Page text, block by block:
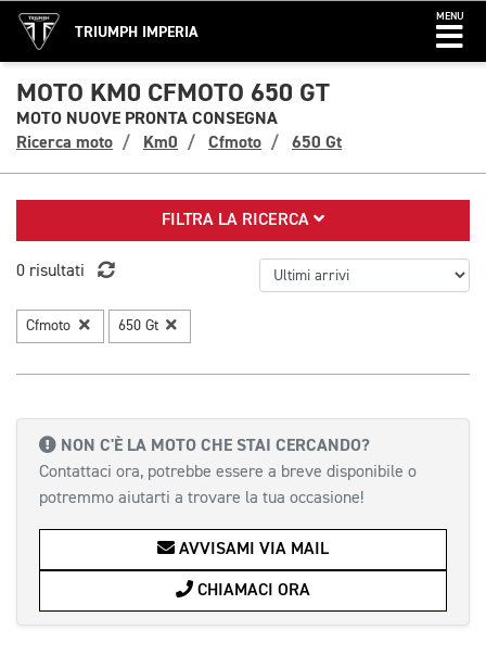
TRIUMPH IMPERIA
MENU
MOTO KM0 CFMOTO 650 GT
MOTO NUOVE PRONTA CONSEGNA
Ricerca moto
Km0 Cfmoto 650 Gt
FILTRA LA RICERCA
0 risultati
Cfmoto 650 Gt
NON C'È LA MOTO CHE STAI CERCANDO?
Contattaci ora, potrebbe essere a breve disponibile o
potremmo aiutarti a trovare la tua occasione!
AVVISAMI VIA MAIL
CHIAMACI ORA